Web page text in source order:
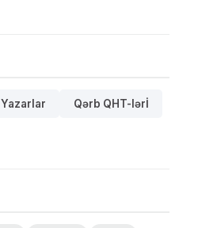
Yazarlar Qərb QHT-lərİ